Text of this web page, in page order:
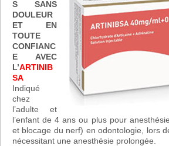
S SANS
DOULEUR
ET EN
TOUTE
CONFIANC
E AVEC
L’ARTINIB
SA
Indiqué
chez
l’adulte et
l’enfant de 4 ans ou plus pour
et blocage du nerf) en odontologie, lors
nécessitant une anesthésie prolongée.